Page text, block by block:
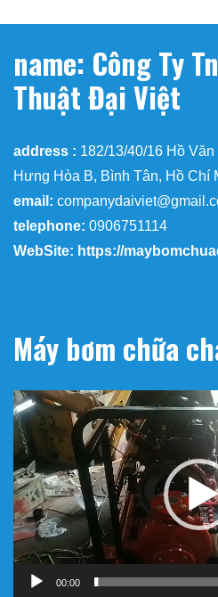
name: Công Ty
Thuật Đại Việt
address : 182/13/40/16 Hồ
Hưng Hòa B, Bình Tân, Hồ Chí
email:
telephone: 0906751114
WebSite: https://
Máy bơm chữa
Trình
chơi
Video
00:00